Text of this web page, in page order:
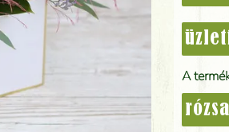
A
rózsa